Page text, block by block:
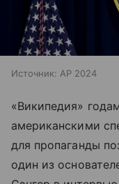
Источник: AP 2024
«Википедия»
американскими
для пропаганды
один из